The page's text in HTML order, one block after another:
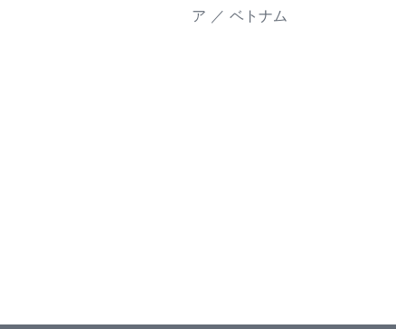
ア
ベトナム